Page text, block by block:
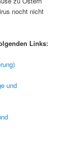
nocht nicht
Links:
und